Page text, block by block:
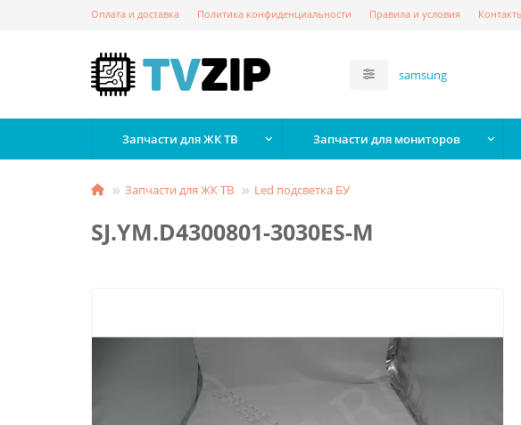
Оплата и доставка Политика конфиденциальности Правила и условия
Запчасти для ЖК ТВ Запчасти для мониторов
Запчасти для ЖК ТВ Led подсветка БУ
SJ.YM.D4300801-3030ES-M